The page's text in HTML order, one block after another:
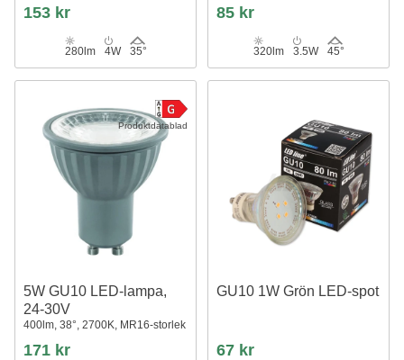
153 kr
280lm 4W 35°
85 kr
320lm 3.5W 45°
Produktdatablad
5W GU10 LED-lampa,
24-30V
400lm, 38°, 2700K, MR16-storlek
171 kr
GU10 1W Grön LED-spot
67 kr